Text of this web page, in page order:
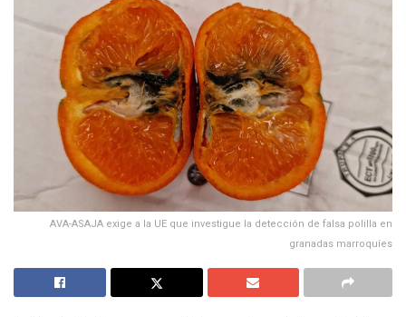
AVA-ASAJA exige a la UE que investigue la detección de falsa polilla en
granadas marroquíes